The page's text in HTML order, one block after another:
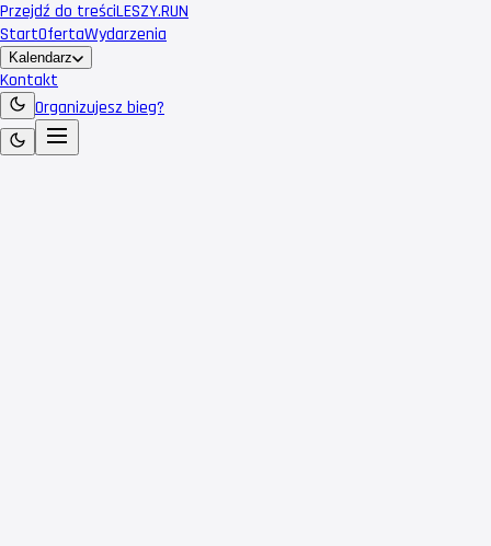
Przejdź do treściLESZY.RUN
StartOfertaWydarzenia
Kalendarz
Kontakt
Organizujesz bieg?